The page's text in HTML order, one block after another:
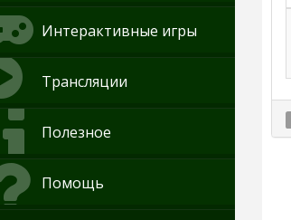
Интерактивные игры
Трансляции
Полезное
Помощь